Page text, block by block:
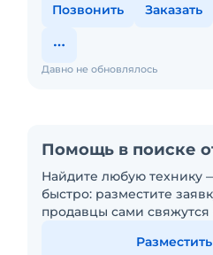
Позвонить Заказать
Давно не обновлялось
Помощь в поиске
Найдите любую технику
быстро: разместите
продавцы сами свяжутся